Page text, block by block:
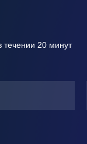
течении 20 минут